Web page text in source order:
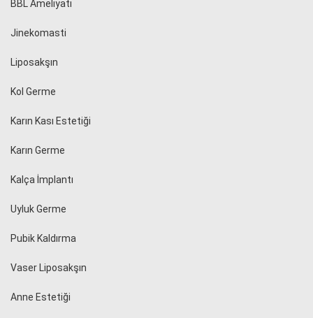
BBL Ameliyatı
Jinekomasti
Liposakşın
Kol Germe
Karın Kası Estetiği
Karın Germe
Kalça İmplantı
Uyluk Germe
Pubik Kaldırma
Vaser Liposakşın
Anne Estetiği